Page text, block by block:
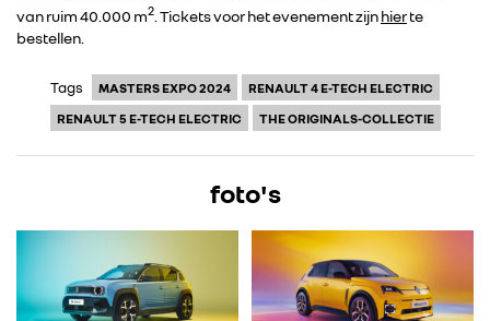
FOTO’S & VIDEO’S
IN DE MEDIA
van ruim 40.000 m2 . Tickets voor het evenement zijnhierte
bestellen.
Tags MASTERS EXPO 2024
RENAULT 4 E-TECH ELECTRIC
RENAULT 5 E-TECH ELECTRIC
THE ORIGINALS-COLLECTIE
foto's